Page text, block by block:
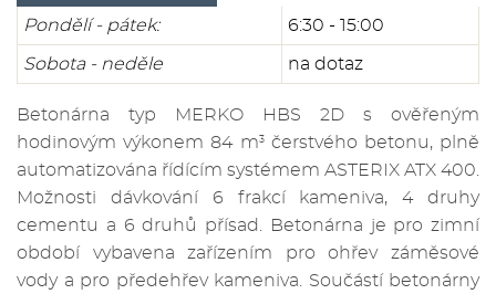
Pondělí - pátek: 6:30 - 15:00
Sobota - neděle na dotaz
Betonárna typ MERKO HBS 2D s ověřeným
hodinovým výkonem 84 m3čerstvého betonu, plně
automatizována řídícím systémem ASTERIX ATX 400.
Možnosti dávkování 6 frakcí kameniva, 4 druhy
cementu a 6 druhů přísad. Betonárna je pro zimní
období vybavena zařízením pro ohřev záměsové
vody a pro předehřev kameniva. Součástí betonárny